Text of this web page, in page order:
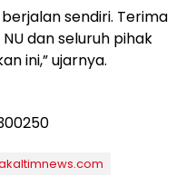
sendiri. Terima
dan seluruh pihak
ini,” ujarnya.